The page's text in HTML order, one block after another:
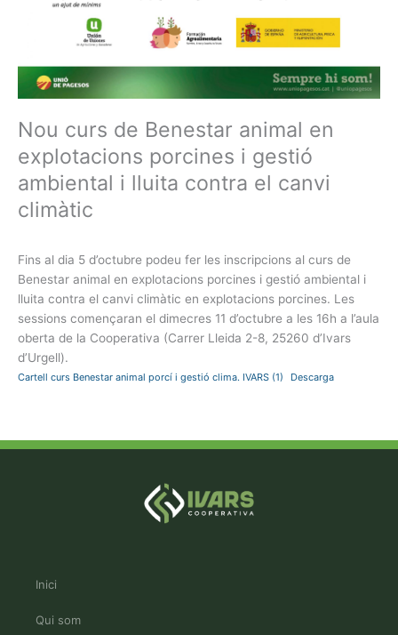
Nou curs de Benestar animal en
explotacions porcines i gestió
ambiental i lluita contra el canvi
climàtic
Fins al dia 5 d’octubre podeu fer les inscripcions al curs de
Benestar animal en explotacions porcines i gestió ambiental i
lluita contra el canvi climàtic en explotacions porcines. Les
sessions començaran el dimecres 11 d’octubre a les 16h a l’aula
oberta de la Cooperativa (Carrer Lleida 2-8, 25260 d’Ivars
d’Urgell).
Cartell curs Benestar animal porcí i gestió clima. IVARS (1) Descarga
Inici
Qui som